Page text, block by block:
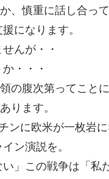
、慎重に話し合って
になります。
んが・・
・・・
の腹次第ってことに
ります。
に欧米が一枚岩に
ン演説を。
」この戦争は「私